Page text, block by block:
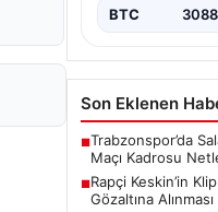
BTC
Son Eklenen
■Trabzonspor’da
Maçı Kadrosu
■Rapçi Keskin’in
Gözaltına Alınması